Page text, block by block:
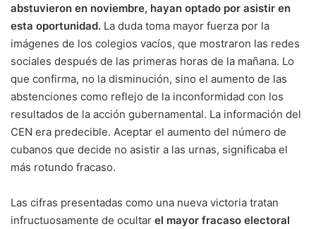
abstuvieron en noviembre, hayan optado por asistir en
esta oportunidad. La duda toma mayor fuerza por la
imágenes de los colegios vacíos, que mostraron las redes
sociales después de las primeras horas de la mañana. Lo
que confirma, no la disminución, sino el aumento de las
abstenciones como reflejo de la inconformidad con los
resultados de la acción gubernamental. La información del
CEN era predecible. Aceptar el aumento del número de
cubanos que decide no asistir a las urnas, significaba el
más rotundo fracaso.
Las cifras presentadas como una nueva victoria tratan
infructuosamente de ocultar el mayor fracaso electoral